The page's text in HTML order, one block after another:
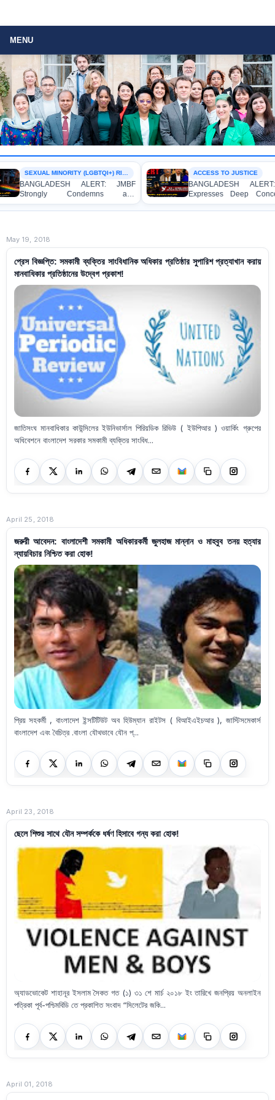
MENU
SEXUAL MINORITY (LGBTQI+) RIGHTS
BANGLADESH ALERT: JMBF
Strongly Condemns and
Expresses Deep Concern over the
Detention of Two Individuals on
ACCESS TO JUSTICE
BANGLADESH ALERT:
Expresses Deep Concern
Strong Condemnation over
Indictment of Four
May 19, 2018
প্রেস বিজ্ঞপ্তি: সমকামী ব্যক্তির সাংবিধানিক অধিকার প্রতিষ্ঠার সুপারিশ প্রত্যাখান করায়
মানবাধিকার প্রতিষ্ঠানের উদ্বেগ প্রকাশ!
জাতিসংঘ মানবাধিকার কাউন্সিলের ইউনিভার্সাল পিরিয়ডিক রিভিউ ( ইউপিআর ) ওয়ার্কিং গ্রুপের
অধিবেশনে বাংলাদেশ সরকার সমকামী ব্যক্তির সাংবিধ...
April 25, 2018
জরুরী আবেদন: বাংলাদেশী সমকামী অধিকারকর্মী জুলহাজ মান্নান ও মাহবুব তনয় হত্যার
ন্যায়বিচার নিশ্চিত করা হোক!
প্রিয় সহকর্মী , বাংলাদেশ ইন্সটিটিউট অব হিউম্যান রাইটস ( বিআইএইচআর ), জাস্টিসমেকার্স
বাংলাদেশ এবং বৈচিত্র .বাংলা যৌথভাবে যৌন প্...
April 23, 2018
ছেলে শিশুর সাথে যৌন সম্পর্ককে ধর্ষণ হিসাবে গন্য করা হোক!
অ্যাডভোকেট শাহানূর ইসলাম সৈকত গত (১) ৩১ শে মার্চ ২০১৮ ইং তারিখে জনপ্রিয় অনলাইন
পত্রিকা পূর্ব-পশ্চিমবিডি তে প্রকাশিত সংবাদ “সিলেটের জকি...
April 01, 2018